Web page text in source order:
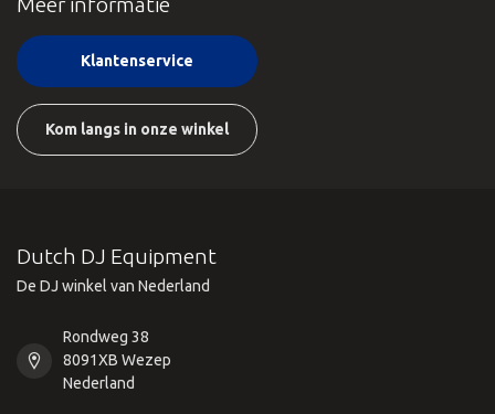
Klantenservice
Kom langs in onze winkel
Dutch DJ Equipment
De DJ winkel van Nederland
Rondweg 38
8091XB Wezep
Nederland